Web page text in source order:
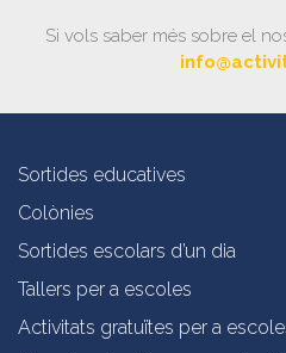
Si vols saber més sobre el
Sortides educatives
Colònies
Sortides escolars d’un dia
Tallers per a escoles
Activitats gratuïtes per a